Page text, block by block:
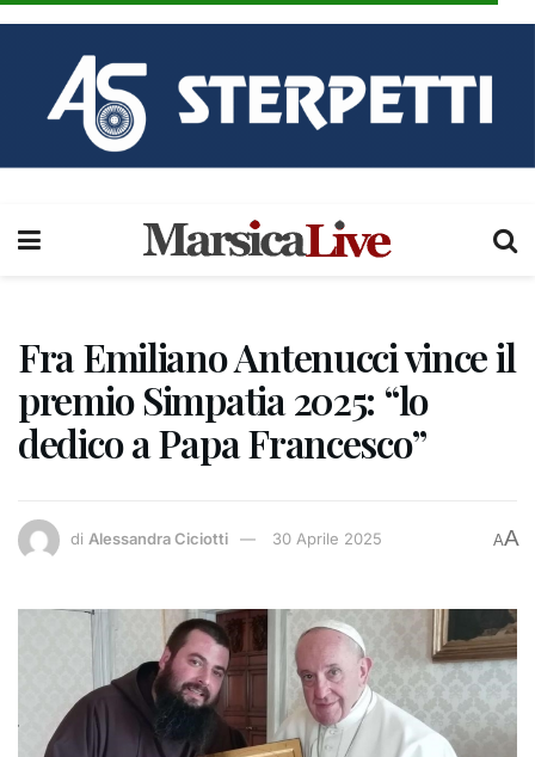
Fra Emiliano Antenucci vince il
premio Simpatia 2025: “lo
dedico a Papa Francesco”
di Alessandra Ciciotti 30 Aprile 2025 AA